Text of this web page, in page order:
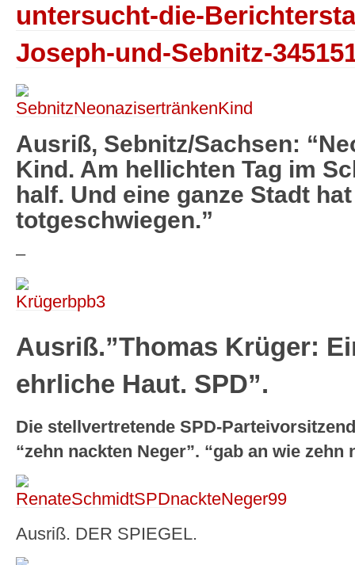
untersucht-die-
Joseph-und-Sebnitz-
Ausriß, Sebnitz/Sachsen:
Kind. Am hellichten Tag im
half. Und eine ganze Stadt
totgeschwiegen.”
–
Ausriß.”Thomas Krüger:
ehrliche Haut. SPD”.
Die stellvertretende SPD-
“zehn nackten Neger”. “gab an wie zehn
Ausriß. DER SPIEGEL.